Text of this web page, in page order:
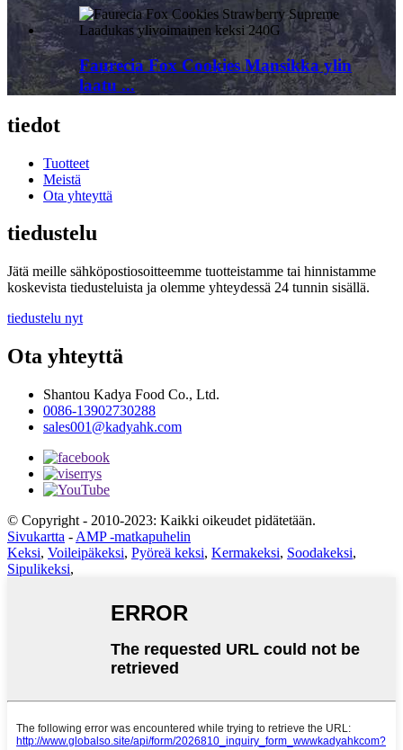
Faurecia Fox Cookies Mansikka ylin
laatu ...
tiedot
Tuotteet
Meistä
Ota yhteyttä
tiedustelu
Jätä meille sähköpostiosoitteemme tuotteistamme tai hinnistamme
koskevista tiedusteluista ja olemme yhteydessä 24 tunnin sisällä.
tiedustelu nyt
Ota yhteyttä
Shantou Kadya Food Co., Ltd.
0086-13902730288
sales001@kadyahk.com
© Copyright - 2010-2023: Kaikki oikeudet pidätetään.
Sivukartta - AMP -matkapuhelin
Keksi, Voileipäkeksi, Pyöreä keksi, Kermakeksi, Soodakeksi,
Sipulikeksi,